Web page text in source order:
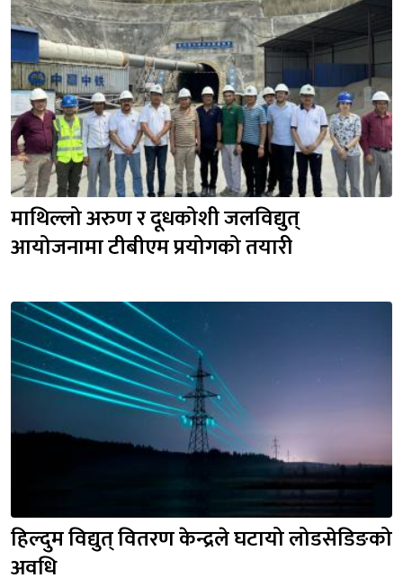
माथिल्लो अरुण र दूधकोशी जलविद्युत्
आयोजनामा टीबीएम प्रयोगको तयारी
हिल्दुम विद्युत् वितरण केन्द्रले घटायो लोडसेडिङको
अवधि